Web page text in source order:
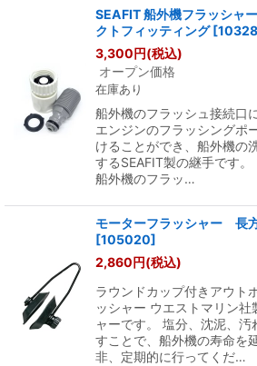
SEAFIT 船外機フラッシャ
クトフィッティング [
3,300円(税込)
オープン価格
在庫あり
船外機のフラッシュ接続口
エンジンのフラッシングポ
けることができ、船外機の
するSEAFIT製の継手です。
船外機のフラッ…
モーターフラッシャー 長
[105020]
2,860円(税込)
ラウンドカップ付きアウト
ッシャー ウエストマリン社
ャーです。 塩分、沈泥、
すことで、船外機の寿命を
非、定期的に行ってくだ…